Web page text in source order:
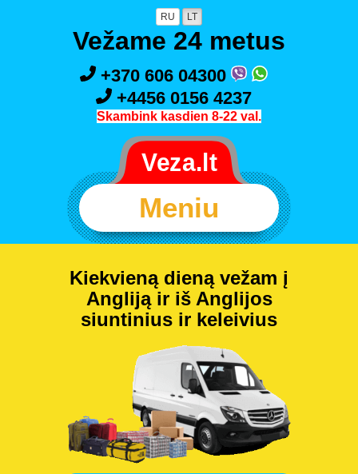
RU LT
Vežame 24 metus
+370 606 04300
+4456 0156 4237
Skambink kasdien 8-22 val.
Meniu
Kiekvieną dieną vežam į
Angliją ir iš Anglijos
siuntinius ir keleivius